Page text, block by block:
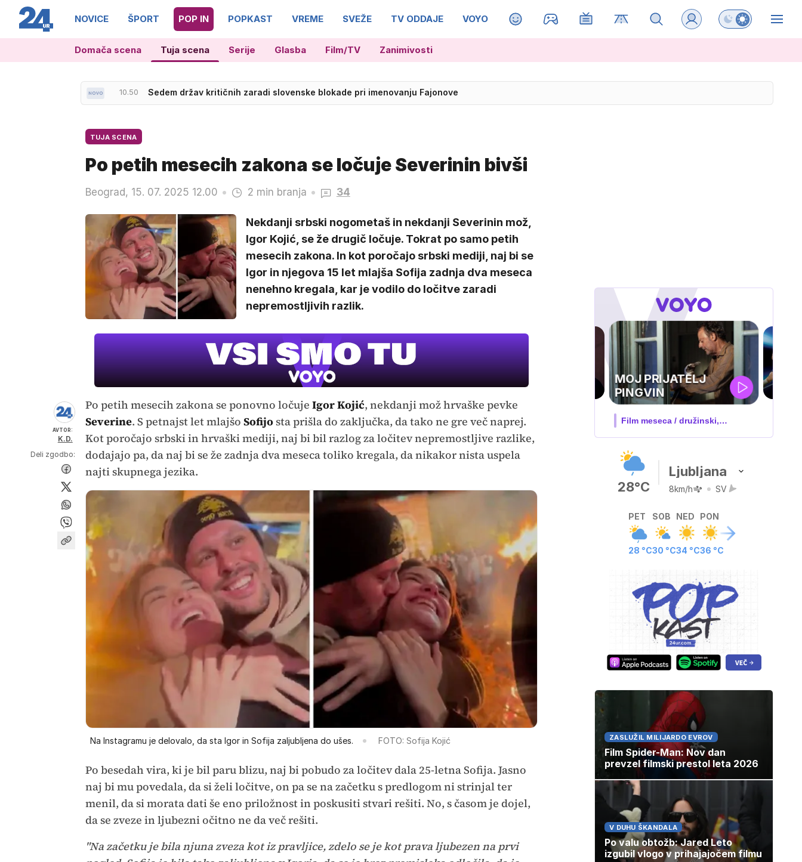
NOVICE ŠPORT POP IN POPKAST VREME SVEŽE TV ODDAJE VOYO MAGAZIN Preklopi barvni
Domača scena Tuja scena Serije Glasba Film/TV Zanimivosti
Sedem držav kritičnih zaradi slovenske blokade pri imenovanju Fajonove
10.40 Izjemne sušne razmere: do normalnosti manjka 100 mm padavin
TUJA SCENA
Po petih mesecih zakona se ločuje Severinin bivši
Beograd, 15. 07. 2025 12.00 2 min branja 34
Nekdanji srbski nogometaš in nekdanji Severinin mož,
Igor Kojić, se že drugič ločuje. Tokrat po samo petih
mesecih zakona. In kot poročajo srbski mediji, naj bi se
Igor in njegova 15 let mlajša Sofija zadnja dva meseca
nenehno kregala, kar je vodilo do ločitve zaradi
nepremostljivih razlik.
AVTOR:
K.D.
Deli zgodbo:
Po petih mesecih zakona se ponovno ločuje Igor Kojić, nekdanji mož hrvaške pevke
Severine. S petnajst let mlajšo Sofijosta prišla do zaključka, da tako ne gre več naprej.
Kot poročajo srbski in hrvaški mediji, naj bi bil razlog za ločitev nepremostljive razlike,
dodajajo pa, da naj bi se že zadnja dva meseca toliko kregala, da nikakor nista uspela
najti skupnega jezika.
Na Instagramu je delovalo, da sta Igor in Sofija zaljubljena do ušes. FOTO: Sofija Kojić
Po besedah vira, ki je bil paru blizu, naj bi pobudo za ločitev dala 25-letna Sofija. Jasno
naj bi mu povedala, da si želi ločitve, on pa se na začetku s predlogom ni strinjal ter
menil, da si morata dati še eno priložnost in poskusiti stvari rešiti. No, s časom je dojel,
da se zveze in ljubezni očitno ne da več rešiti.
"Na začetku je bila njuna zveza kot iz pravljice, zdelo se je kot prava ljubezen na prvi
UEFA
SUPERPOKAL
V živo na VOYO: sreda ob 20.30
28°C
Ljubljana
8km/h SV
PET
28 °C
SOB
30 °C
NED
34 °C
PON
36 °C
ZASLUŽIL MILIJARDO EVROV
Film Spider-Man: Nov dan
prevzel filmski prestol leta 2026
V DUHU ŠKANDALA
Po valu obtožb: Jared Leto
izgubil vlogo v prihajajočem filmu